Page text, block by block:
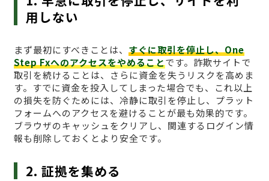
用しない
まず最初にすべきことは、 すぐに取引を停止し、One
Step Fxへのアクセスをやめることです。詐欺サイトで
取引を続けることは、さらに資金を失うリスクを高めま
す。すでに資金を投入してしまった場合でも、これ以上
の損失を防ぐためには、冷静に取引を停止し、プラット
フォームへのアクセスを避けることが最も効果的です。
ブラウザのキャッシュをクリアし、関連するログイン情
報も削除しておくとより安全です。
2. 証拠を集める